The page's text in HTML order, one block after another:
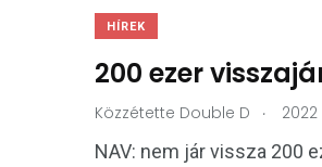
HÍREK
200 ezer
Közzétette Double D .
NAV: nem jár vissza 200